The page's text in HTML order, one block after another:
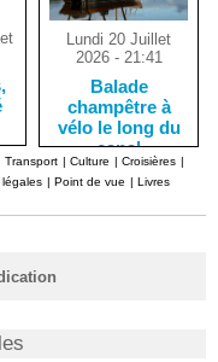
Lundi 20 Juillet
2026 - 21:41
Balade
champêtre à
vélo le long du
canal
d’Orléans, dans
le Loiret
Transport | Culture | Croisières |
| Point de vue | Livres